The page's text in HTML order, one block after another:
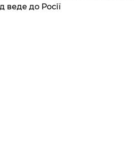
веде до Росії